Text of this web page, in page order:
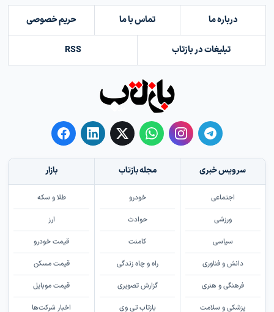
درباره ما تماس با ما حریم خصوصی
تبلیغات در بازتاب RSS
سرویس خبری
اجتماعی
ورزشی
سیاسی
دانش و فناوری
فرهنگی و هنری
پزشکی و سلامت
مجله بازتاب
خودرو
حوادث
کامنت
راه و چاه زندگی
گزارش تصویری
بازتاب تی وی
بازار
طلا و سکه
ارز
قیمت خودرو
قیمت مسکن
قیمت موبایل
اخبار شرکت‌ها